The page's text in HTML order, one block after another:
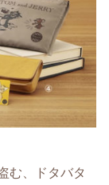
む、ドタバタ